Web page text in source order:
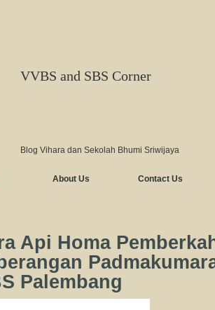
VVBS and SBS Corner
Blog Vihara dan Sekolah Bhumi Sriwijaya
About Us Contact Us
Api Homa
Palembang